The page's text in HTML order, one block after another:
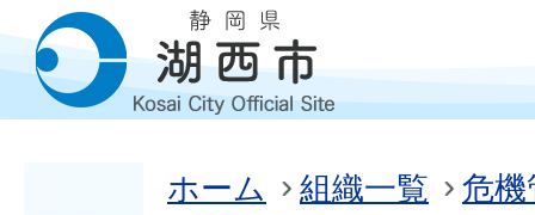
ホーム 組織一覧
危機